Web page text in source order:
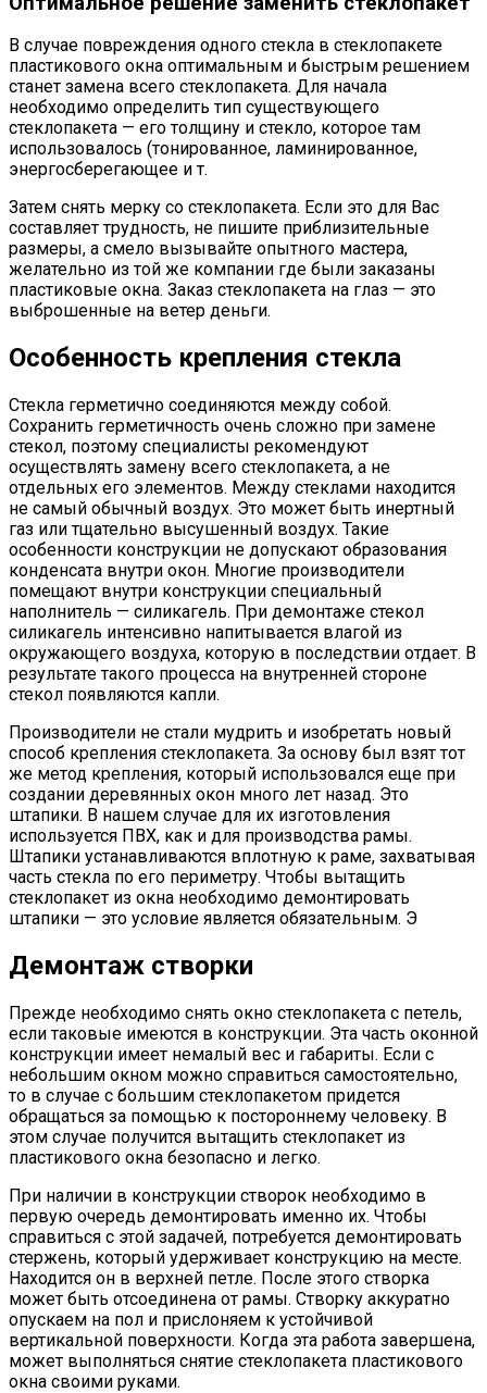
В случае повреждения одного стекла в стеклопакете
пластикового окна оптимальным и быстрым решением
станет замена всего стеклопакета. Для начала
необходимо определить тип существующего
стеклопакета — его толщину и стекло, которое там
использовалось (тонированное, ламинированное,
энергосберегающее и т.
Затем снять мерку со стеклопакета. Если это для Вас
составляет трудность, не пишите приблизительные
размеры, а смело вызывайте опытного мастера,
желательно из той же компании где были заказаны
пластиковые окна. Заказ стеклопакета на глаз — это
выброшенные на ветер деньги.
Особенность крепления стекла
Стекла герметично соединяются между собой.
Сохранить герметичность очень сложно при замене
стекол, поэтому специалисты рекомендуют
осуществлять замену всего стеклопакета, а не
отдельных его элементов. Между стеклами находится
не самый обычный воздух. Это может быть инертный
газ или тщательно высушенный воздух. Такие
особенности конструкции не допускают образования
конденсата внутри окон. Многие производители
помещают внутри конструкции специальный
наполнитель — силикагель. При демонтаже стекол
силикагель интенсивно напитывается влагой из
окружающего воздуха, которую в последствии отдает. В
результате такого процесса на внутренней стороне
стекол появляются капли.
Производители не стали мудрить и изобретать новый
способ крепления стеклопакета. За основу был взят тот
же метод крепления, который использовался еще при
создании деревянных окон много лет назад. Это
штапики. В нашем случае для их изготовления
используется ПВХ, как и для производства рамы.
Штапики устанавливаются вплотную к раме, захватывая
часть стекла по его периметру. Чтобы вытащить
стеклопакет из окна необходимо демонтировать
штапики — это условие является обязательным. Э
Демонтаж створки
Прежде необходимо снять окно стеклопакета с петель,
если таковые имеются в конструкции. Эта часть оконной
конструкции имеет немалый вес и габариты. Если с
небольшим окном можно справиться самостоятельно,
то в случае с большим стеклопакетом придется
обращаться за помощью к постороннему человеку. В
этом случае получится вытащить стеклопакет из
пластикового окна безопасно и легко.
При наличии в конструкции створок необходимо в
первую очередь демонтировать именно их. Чтобы
справиться с этой задачей, потребуется демонтировать
стержень, который удерживает конструкцию на месте.
Находится он в верхней петле. После этого створка
может быть отсоединена от рамы. Створку аккуратно
опускаем на пол и прислоняем к устойчивой
вертикальной поверхности. Когда эта работа завершена,
может выполняться снятие стеклопакета пластикового
окна своими руками.